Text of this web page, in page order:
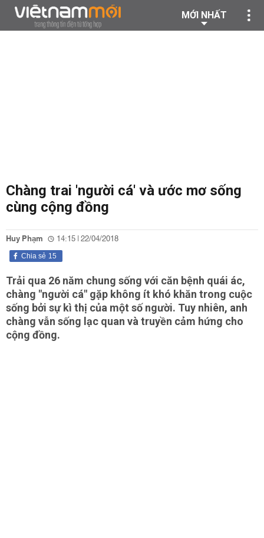
MỚI NHẤT
Chàng trai 'người cá' và ước mơ sống
cùng cộng đồng
Huy Phạm 14:15 | 22/04/2018
15
Chia sẻ
Trải qua 26 năm chung sống với căn bệnh quái ác,
chàng "người cá" gặp không ít khó khăn trong cuộc
sống bởi sự kì thị của một số người. Tuy nhiên, anh
chàng vẫn sống lạc quan và truyền cảm hứng cho
cộng đồng.